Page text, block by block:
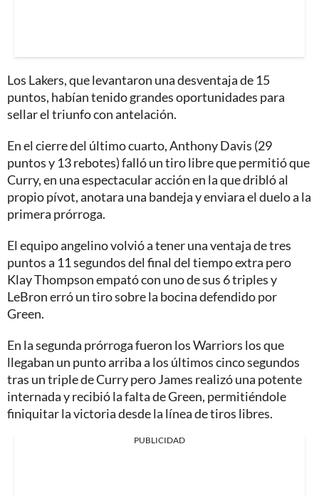
Los Lakers, que levantaron una desventaja de 15
puntos, habían tenido grandes oportunidades para
sellar el triunfo con antelación.
En el cierre del último cuarto, Anthony Davis (29
puntos y 13 rebotes) falló un tiro libre que permitió que
Curry, en una espectacular acción en la que dribló al
propio pívot, anotara una bandeja y enviara el duelo a la
primera prórroga.
El equipo angelino volvió a tener una ventaja de tres
puntos a 11 segundos del final del tiempo extra pero
Klay Thompson empató con uno de sus 6 triples y
LeBron erró un tiro sobre la bocina defendido por
Green.
En la segunda prórroga fueron los Warriors los que
llegaban un punto arriba a los últimos cinco segundos
tras un triple de Curry pero James realizó una potente
internada y recibió la falta de Green, permitiéndole
finiquitar la victoria desde la línea de tiros libres.
PUBLICIDAD